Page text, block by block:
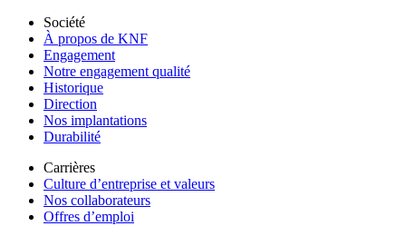
Société
À propos de KNF
Engagement
Notre engagement qualité
Historique
Direction
Nos implantations
Durabilité
Carrières
Culture d’entreprise et valeurs
Nos collaborateurs
Offres d’emploi